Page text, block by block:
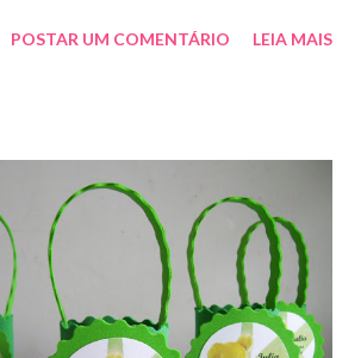
. pelo e-mail :
POSTAR UM COMENTÁRIO LEIA MAIS